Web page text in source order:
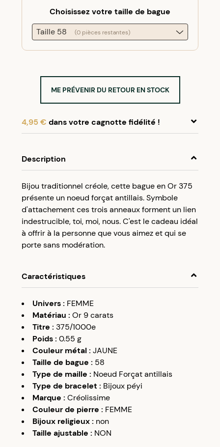
Choisissez votre taille de bague
Taille 58
(0 pièces restantes)
ME PRÉVENIR DU RETOUR EN STOCK
4,95 € dans votre cagnotte fidélité !
compte client et cumulez 5% de vos achats dans
votre cagnotte fidélité sans minimum d’achat.
Utilisez votre cagnotte de fidélité dès votre
prochaine commande à partir de 50€ d’achats.
Description
Bijou traditionnel créole, cette bague en Or 375
présente un noeud forçat antillais. Symbole
d'attachement ces trois anneaux forment un lien
indestrucible, toi, moi, nous. C'est le cadeau idéal
à offrir à la personne que vous aimez et qui se
porte sans modération.
Caractéristiques
Univers: FEMME
Matériau : Or 9 carats
Titre : 375/1000e
Poids: 0.55 g
Couleur métal: JAUNE
Taille de bague : 58
Type de maille : Noeud Forçat antillais
Type de bracelet : Bijoux péyi
Marque : Créolissime
Couleur de pierre : FEMME
Bijoux religieux: non
Taille ajustable : NON